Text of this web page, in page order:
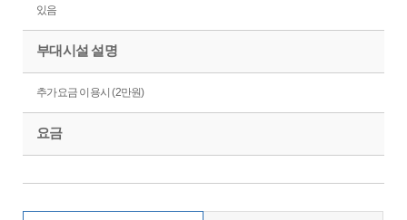
있음
부대시설 설명
추가요금 이용시 (2만원)
요금